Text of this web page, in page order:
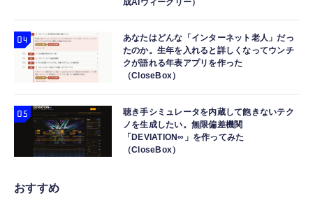
成AIウィークリー）
あなたはどんな「インターネット老人」だっ
たのか。生年を入れると詳しくなってウンチ
クが語れる年表アプリを作った
（CloseBox）
聴き手シミュレータを内蔵して飽きないテク
ノを生成したい。無限偏差機関
「DEVIATION∞」を作ってみた
（CloseBox）
おすすめ